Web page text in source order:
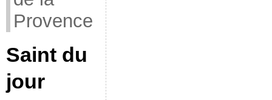
Provence
Saint du
jour